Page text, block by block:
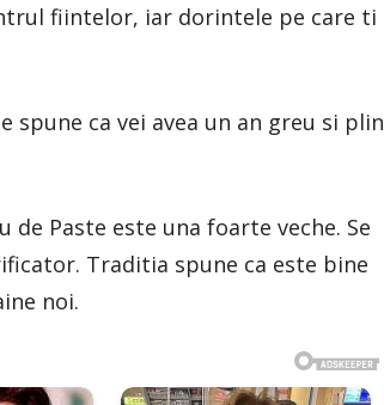
fiintelor, iar dorintele pe care ti
spune ca vei avea un an greu si plin
Paste este una foarte veche. Se
Traditia spune ca este bine
noi.